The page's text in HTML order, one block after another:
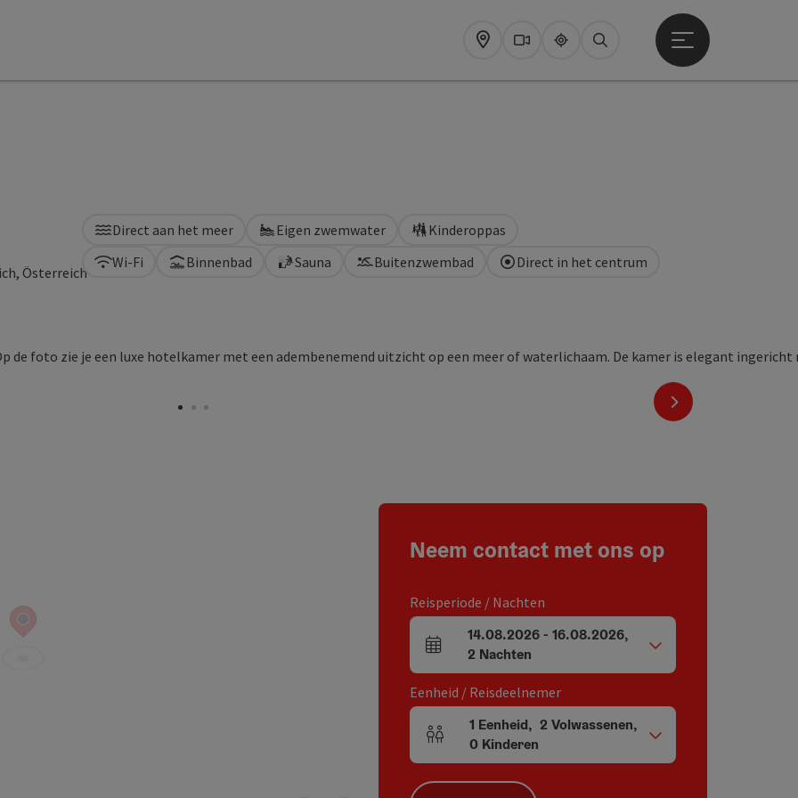
Map WebcamsUpperguide
Zoeken
Startmenu openen
Österreich
nächstes Element
Wi-Fi Binnenbad Sauna Buitenzwembad Direct in het centrum
Direct aan het meer Eigen zwemwater Kinderoppas
Neem contact met ons op
Reisperiode / Nachten
Velden voor aankomst en vertrek
14.08.2026- 16.08.2026,
2 Nachten
Eenheid / Reisdeelnemer
Aantal eenheden en persoonsvelden
1 Eenheid, 2 Volwassenen,
0 Kinderen